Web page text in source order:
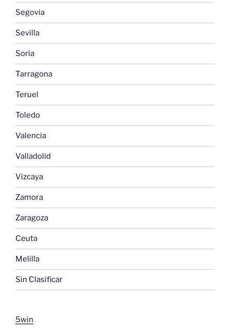
Segovia
Sevilla
Soria
Tarragona
Teruel
Toledo
Valencia
Valladolid
Vizcaya
Zamora
Zaragoza
Ceuta
Melilla
Sin Clasificar
5win